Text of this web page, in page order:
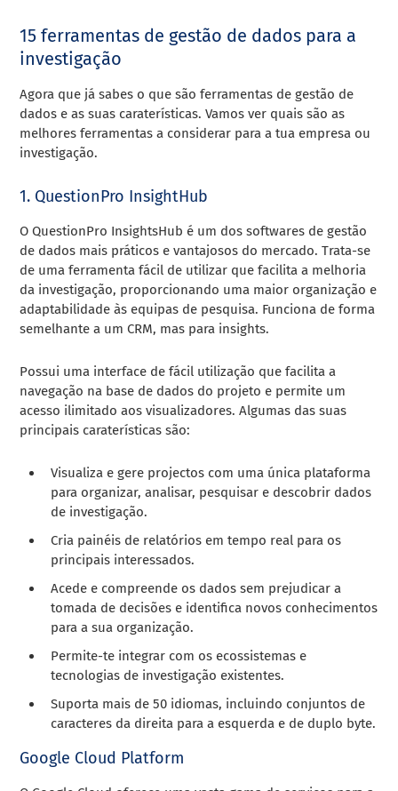
15 ferramentas de gestão de dados para a
investigação
Agora que já sabes o que são ferramentas de gestão de
dados e as suas caraterísticas. Vamos ver quais são as
melhores ferramentas a considerar para a tua empresa ou
investigação.
1. QuestionPro InsightHub
O QuestionPro InsightsHub é um dos softwares de gestão
de dados mais práticos e vantajosos do mercado. Trata-se
de uma ferramenta fácil de utilizar que facilita a melhoria
da investigação, proporcionando uma maior organização e
adaptabilidade às equipas de pesquisa. Funciona de forma
semelhante a um CRM, mas para insights.
Possui uma interface de fácil utilização que facilita a
navegação na base de dados do projeto e permite um
acesso ilimitado aos visualizadores. Algumas das suas
principais caraterísticas são:
Visualiza e gere projectos com uma única plataforma
para organizar, analisar, pesquisar e descobrir dados
de investigação.
Cria painéis de relatórios em tempo real para os
principais interessados.
Acede e compreende os dados sem prejudicar a
tomada de decisões e identifica novos conhecimentos
para a sua organização.
Permite-te integrar com os ecossistemas e
tecnologias de investigação existentes.
Suporta mais de 50 idiomas, incluindo conjuntos de
caracteres da direita para a esquerda e de duplo byte.
Google Cloud Platform